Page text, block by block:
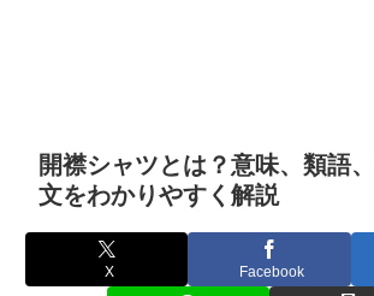
開襟シャツとは？意味、類語
文をわかりやすく解説
X Facebook